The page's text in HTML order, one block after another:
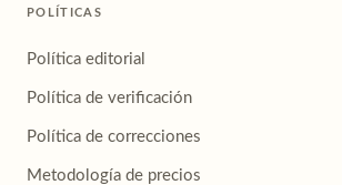
POLÍTICAS
Política editorial
Política de verificación
Política de correcciones
Metodología de precios